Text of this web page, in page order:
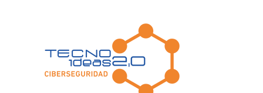
BLOG TECNOIDEAS
Noticias tecnológicas.